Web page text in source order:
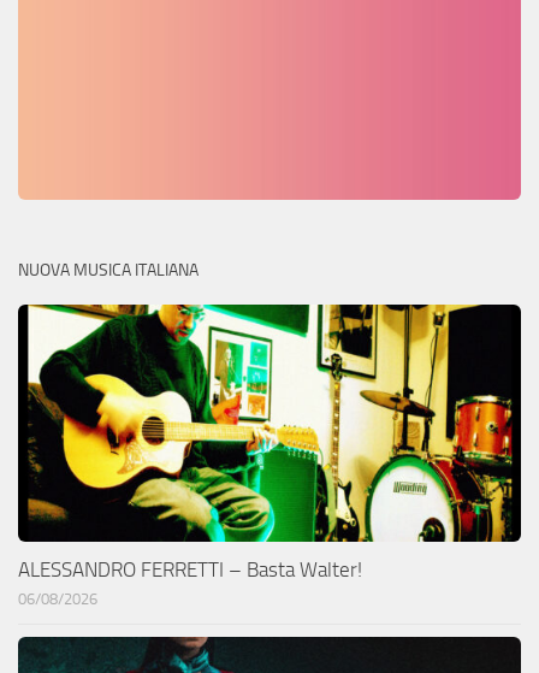
NUOVA MUSICA ITALIANA
ALESSANDRO FERRETTI – Basta Walter!
06/08/2026